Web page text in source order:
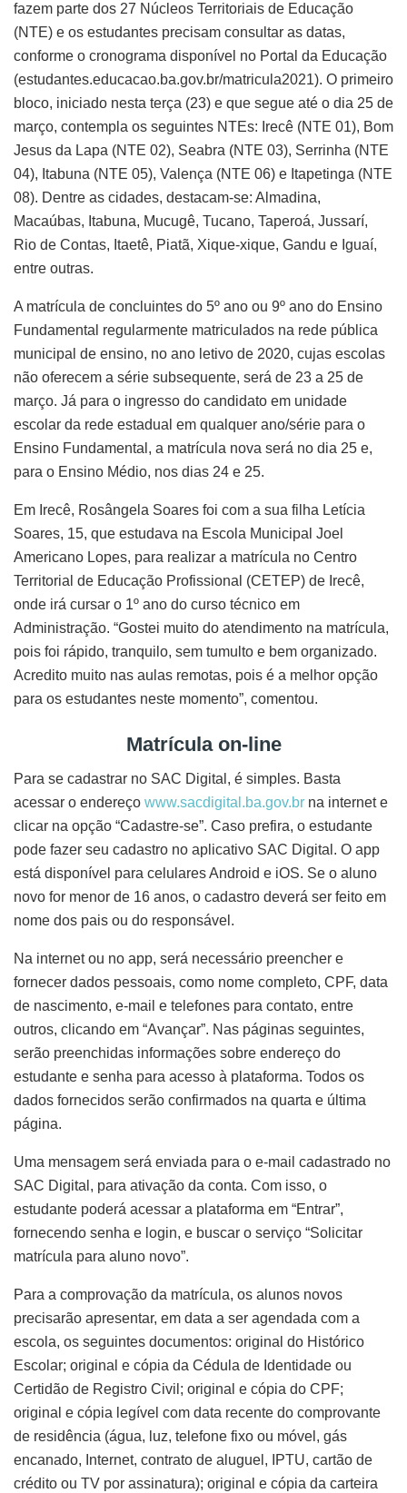
fazem parte dos 27 Núcleos Territoriais de Educação
(NTE) e os estudantes precisam consultar as datas,
conforme o cronograma disponível no Portal da Educação
(estudantes.educacao.ba.gov.br/matricula2021). O primeiro
bloco, iniciado nesta terça (23) e que segue até o dia 25 de
março, contempla os seguintes NTEs: Irecê (NTE 01), Bom
Jesus da Lapa (NTE 02), Seabra (NTE 03), Serrinha (NTE
04), Itabuna (NTE 05), Valença (NTE 06) e Itapetinga (NTE
08). Dentre as cidades, destacam-se: Almadina,
Macaúbas, Itabuna, Mucugê, Tucano, Taperoá, Jussarí,
Rio de Contas, Itaetê, Piatã, Xique-xique, Gandu e Iguaí,
entre outras.
A matrícula de concluintes do 5º ano ou 9º ano do Ensino
Fundamental regularmente matriculados na rede pública
municipal de ensino, no ano letivo de 2020, cujas escolas
não oferecem a série subsequente, será de 23 a 25 de
março. Já para o ingresso do candidato em unidade
escolar da rede estadual em qualquer ano/série para o
Ensino Fundamental, a matrícula nova será no dia 25 e,
para o Ensino Médio, nos dias 24 e 25.
Em Irecê, Rosângela Soares foi com a sua filha Letícia
Soares, 15, que estudava na Escola Municipal Joel
Americano Lopes, para realizar a matrícula no Centro
Territorial de Educação Profissional (CETEP) de Irecê,
onde irá cursar o 1º ano do curso técnico em
Administração. “Gostei muito do atendimento na matrícula,
pois foi rápido, tranquilo, sem tumulto e bem organizado.
Acredito muito nas aulas remotas, pois é a melhor opção
para os estudantes neste momento”, comentou.
Matrícula on-line
Para se cadastrar no SAC Digital, é simples. Basta
acessar o endereço www.sacdigital.ba.gov.br na internet e
clicar na opção “Cadastre-se”. Caso prefira, o estudante
pode fazer seu cadastro no aplicativo SAC Digital. O app
está disponível para celulares Android e iOS. Se o aluno
novo for menor de 16 anos, o cadastro deverá ser feito em
nome dos pais ou do responsável.
Na internet ou no app, será necessário preencher e
fornecer dados pessoais, como nome completo, CPF, data
de nascimento, e-mail e telefones para contato, entre
outros, clicando em “Avançar”. Nas páginas seguintes,
serão preenchidas informações sobre endereço do
estudante e senha para acesso à plataforma. Todos os
dados fornecidos serão confirmados na quarta e última
página.
Uma mensagem será enviada para o e-mail cadastrado no
SAC Digital, para ativação da conta. Com isso, o
estudante poderá acessar a plataforma em “Entrar”,
fornecendo senha e login, e buscar o serviço “Solicitar
matrícula para aluno novo”.
Para a comprovação da matrícula, os alunos novos
precisarão apresentar, em data a ser agendada com a
escola, os seguintes documentos: original do Histórico
Escolar; original e cópia da Cédula de Identidade ou
Certidão de Registro Civil; original e cópia do CPF;
original e cópia legível com data recente do comprovante
de residência (água, luz, telefone fixo ou móvel, gás
encanado, Internet, contrato de aluguel, IPTU, cartão de
crédito ou TV por assinatura); original e cópia da carteira